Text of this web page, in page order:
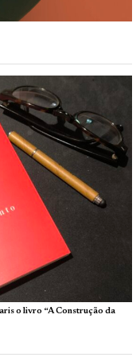
o livro “A Construção da